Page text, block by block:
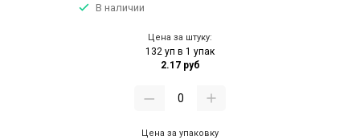
В наличии
Цена за штуку:
132 уп в 1 упак
2.17 руб
Цена за упаковку